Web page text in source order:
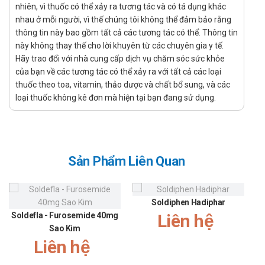
Với sự kết hợp của các thành phần như acid benzoic,
acid salicylic, Iod sẽ giúp sát khuẩn, diệt nấm hiệu quả,
được sử dụng cho người lớn, thanh thiếu niên bị hắc
lào, lang ben gây ngứa ngáy khó chịu và mất thẩm mỹ.
Chỉ định:
Cồn Thuốc Chữa Hắc Lào Lang Ben Hadiphar được
nhà sản xuất khuyến cáo chỉ định điều trị và phòng
ngứa tái phát cho người bị hắc lào, lang ben.
Được sử dụng để dùng để bôi da
Liều dùng:
Bạn cần dùng thuốc Cồn Thuốc Chữa Hắc Lào Lang
Ben mỗi ngày từ 2 đến 3 lần bôi lên vùng da bị bệnh.
Chống chỉ định của Hắc lào lang ben
Không dùng cho người mẫn cảm với bất cứ thành phần
nhiên, vì thuốc có thể xảy ra tương tác và có tá dụng khác
nhau ở mỗi người, vì thế chúng tôi không thể đảm bảo rằng
thông tin này bao gồm tất cả các tương tác có thể. Thông tin
này không thay thế cho lời khuyên từ các chuyên gia y tế.
Hãy trao đổi với nhà cung cấp dịch vụ chăm sóc sức khỏe
của bạn về các tương tác có thể xảy ra với tất cả các loại
thuốc theo toa, vitamin, thảo dược và chất bổ sung, và các
loại thuốc không kê đơn mà hiện tại bạn đang sử dụng.
Sản Phẩm Liên Quan
Soldefla - Furosemide 40mg
Sao Kim
Liên hệ
Soldiphen Hadiphar
Liên hệ